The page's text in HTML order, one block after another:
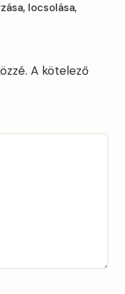
locsolása,
A kötelező